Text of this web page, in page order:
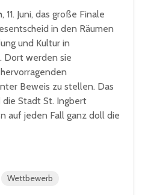
Juni, das große Finale
in den Räumen
und Kultur in
Dort werden sie
Beweis zu stellen. Das
die Stadt St. Ingbert
auf jeden Fall ganz doll die
Wettbewerb